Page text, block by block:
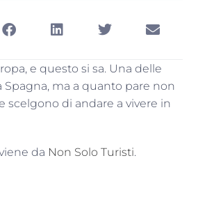
e questo si sa. Una delle
ma a quanto pare non
scelgono di andare a vivere in
da Non Solo Turisti.